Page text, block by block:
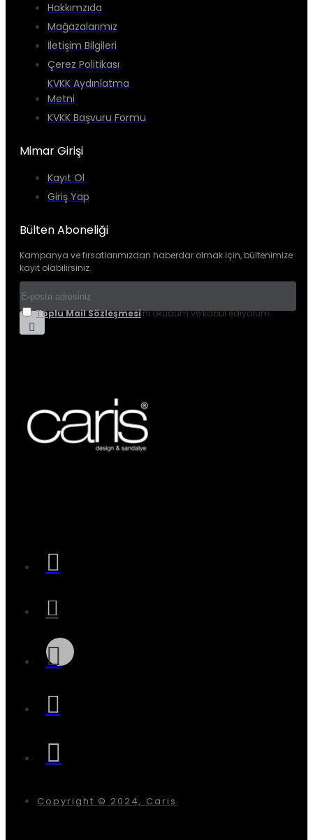
Hakkımzıda
Mağazalarımız
İletişim Bilgileri
Çerez Politikası
KVKK Aydınlatma
Metni
KVKK Başvuru Formu
Mimar Girişi
Kayıt Ol
Giriş Yap
Bülten Aboneliği
Kampanya ve fırsatlarımızdan haberdar olmak için, bültenimize
kayıt olabilirsiniz.
Toplu Mail Sözleşmesi'ni okudum ve kabul ediyorum.
Copyright © 2024, Caris